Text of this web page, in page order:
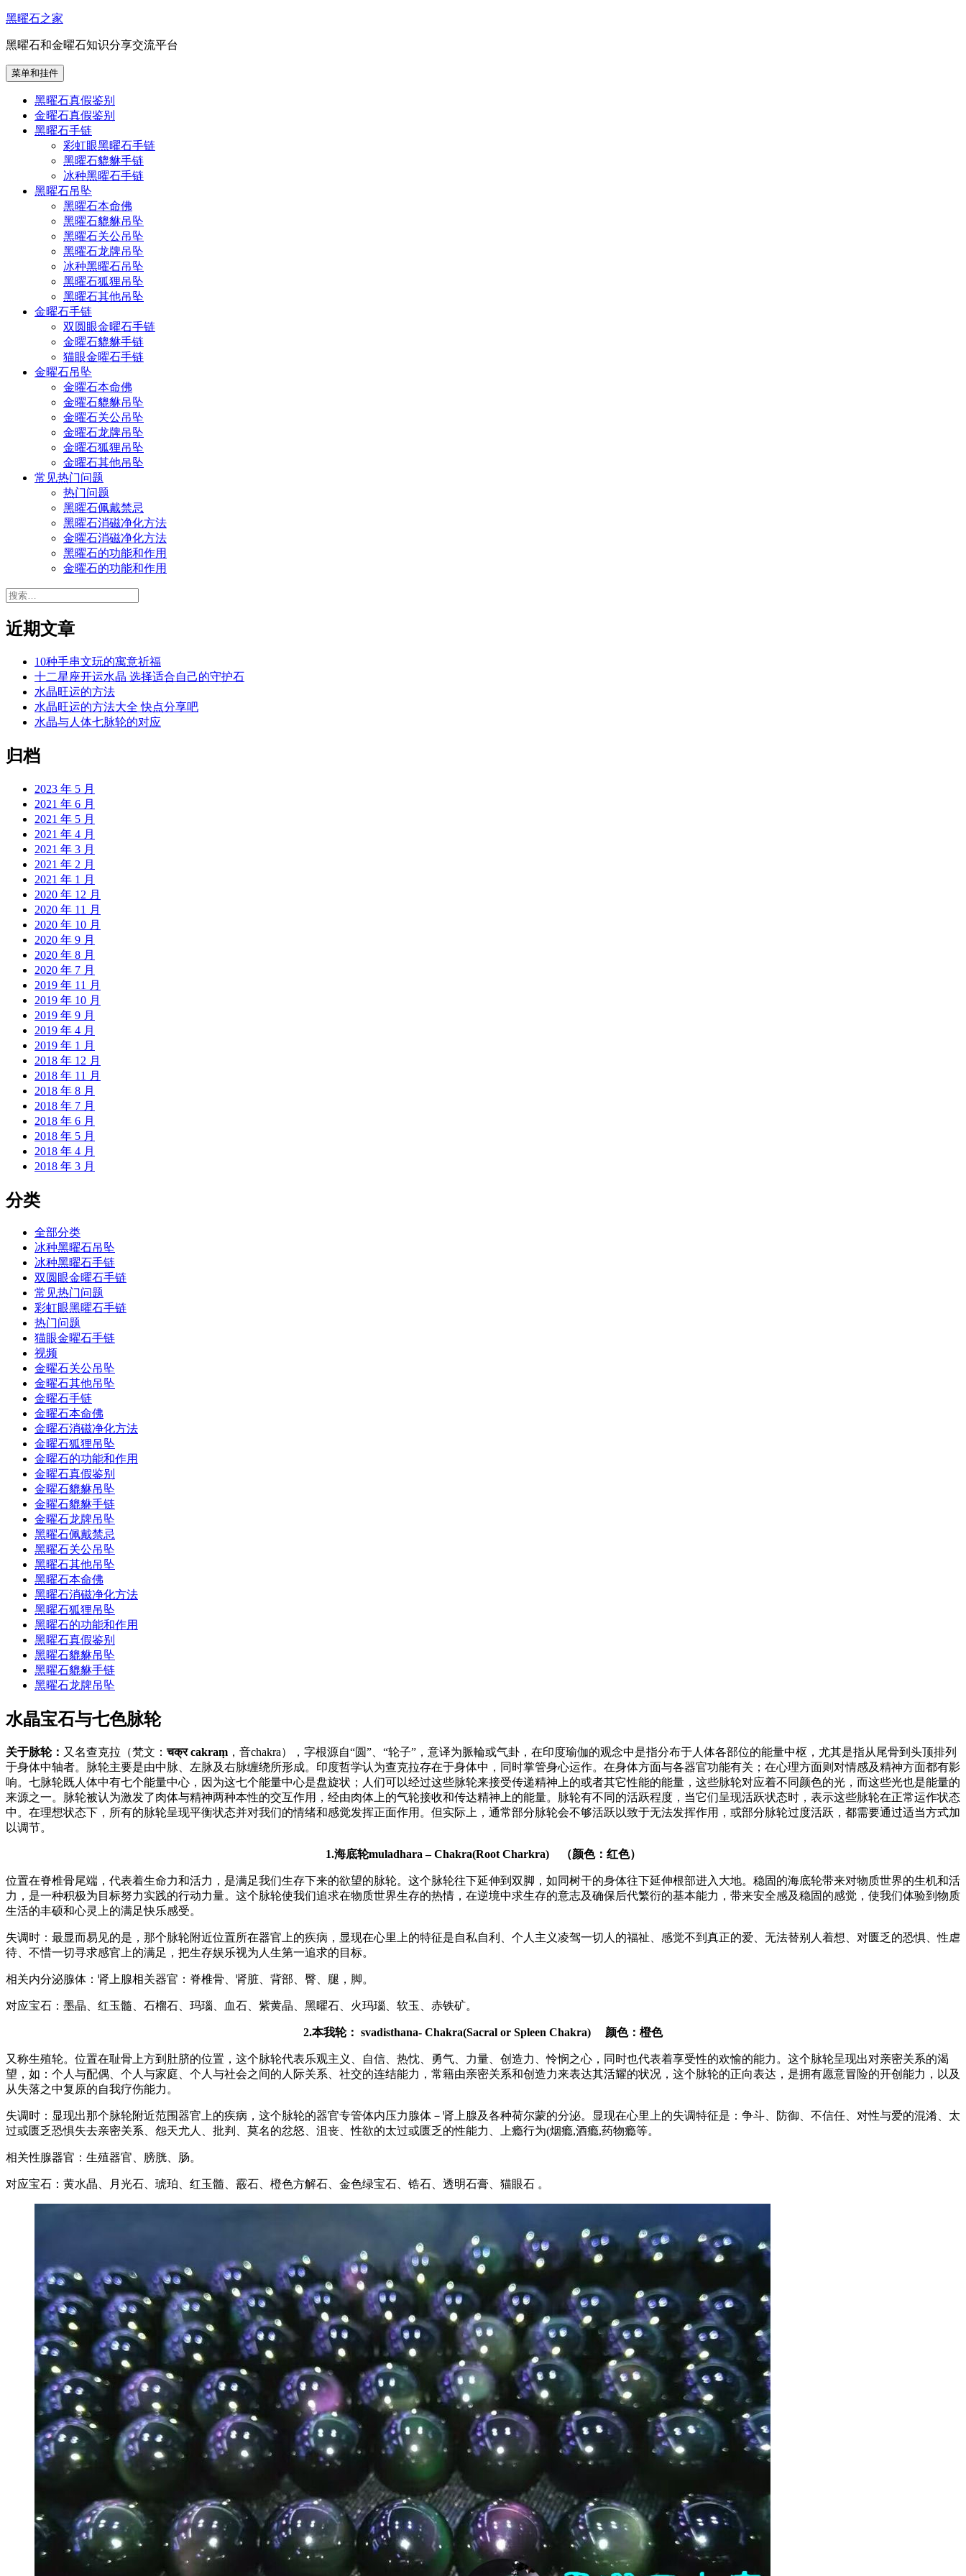
跳
内
容
黑曜石之家
黑曜石和金曜石知识分享交流平台
菜单和挂件
黑曜石真假鉴别
金曜石真假鉴别
黑曜石手链
彩虹眼黑曜石手链
黑曜石貔貅手链
冰种黑曜石手链
黑曜石吊坠
黑曜石本命佛
黑曜石貔貅吊坠
黑曜石关公吊坠
黑曜石龙牌吊坠
冰种黑曜石吊坠
黑曜石狐狸吊坠
黑曜石其他吊坠
金曜石手链
双圆眼金曜石手链
金曜石貔貅手链
猫眼金曜石手链
金曜石吊坠
金曜石本命佛
金曜石貔貅吊坠
金曜石关公吊坠
金曜石龙牌吊坠
金曜石狐狸吊坠
金曜石其他吊坠
常见热门问题
热门问题
黑曜石佩戴禁忌
黑曜石消磁净化方法
金曜石消磁净化方法
黑曜石的功能和作用
金曜石的功能和作用
搜
近期文章
10种手串文玩的寓意祈福
十二星座开运水晶 选择适合自己的守护石
水晶旺运的方法
水晶旺运的方法大全 快点分享吧
水晶与人体七脉轮的对应
归档
2023 年 5 月
2021 年 6 月
2021 年 5 月
2021 年 4 月
2021 年 3 月
2021 年 2 月
2021 年 1 月
2020 年 12 月
2020 年 11 月
2020 年 10 月
2020 年 9 月
2020 年 8 月
2020 年 7 月
2019 年 11 月
2019 年 10 月
2019 年 9 月
2019 年 4 月
2019 年 1 月
2018 年 12 月
2018 年 11 月
2018 年 8 月
2018 年 7 月
2018 年 6 月
2018 年 5 月
2018 年 4 月
2018 年 3 月
分类
全部分类
冰种黑曜石吊坠
冰种黑曜石手链
双圆眼金曜石手链
常见热门问题
彩虹眼黑曜石手链
热门问题
猫眼金曜石手链
视频
金曜石关公吊坠
金曜石其他吊坠
金曜石手链
金曜石本命佛
金曜石消磁净化方法
金曜石狐狸吊坠
金曜石的功能和作用
金曜石真假鉴别
金曜石貔貅吊坠
金曜石貔貅手链
金曜石龙牌吊坠
黑曜石佩戴禁忌
黑曜石关公吊坠
黑曜石其他吊坠
黑曜石本命佛
黑曜石消磁净化方法
黑曜石狐狸吊坠
黑曜石的功能和作用
黑曜石真假鉴别
黑曜石貔貅吊坠
黑曜石貔貅手链
黑曜石龙牌吊坠
水晶宝石与七色脉轮
关于脉轮： 又名查克拉（梵文：चक्र cakraṃ ，音chakra），字根源自“圆”、“轮子”，意译为脈輪或气卦，在印度瑜伽的观念中是指分布于人体各部位的能量中枢，尤其是指从尾骨到头顶排列
于身体中轴者。脉轮主要是由中脉、左脉及右脉缠绕所形成。印度哲学认为查克拉存在于身体中，同时掌管身心运作。在身体方面与各器官功能有关；在心理方面则对情感及精神方面都有影
响。七脉轮既人体中有七个能量中心，因为这七个能量中心是盘旋状；人们可以经过这些脉轮来接受传递精神上的或者其它性能的能量，这些脉轮对应着不同颜色的光，而这些光也是能量的
来源之一。脉轮被认为激发了肉体与精神两种本性的交互作用，经由肉体上的气轮接收和传达精神上的能量。脉轮有不同的活跃程度，当它们呈现活跃状态时，表示这些脉轮在正常运作状态
中。在理想状态下，所有的脉轮呈现平衡状态并对我们的情绪和感觉发挥正面作用。但实际上，通常部分脉轮会不够活跃以致于无法发挥作用，或部分脉轮过度活跃，都需要通过适当方式加
以调节。
1.海底轮muladhara – Chakra(Root Charkra) （颜色：红色）
位置在脊椎骨尾端，代表着生命力和活力，是满足我们生存下来的欲望的脉轮。这个脉轮往下延伸到双脚，如同树干的身体往下延伸根部进入大地。稳固的海底轮带来对物质世界的生机和活
力，是一种积极为目标努力实践的行动力量。这个脉轮使我们追求在物质世界生存的热情，在逆境中求生存的意志及确保后代繁衍的基本能力，带来安全感及稳固的感觉，使我们体验到物质
生活的丰硕和心灵上的满足快乐感受。
失调时：最显而易见的是，那个脉轮附近位置所在器官上的疾病，显现在心里上的特征是自私自利、个人主义凌驾一切人的福祉、感觉不到真正的爱、无法替别人着想、对匮乏的恐惧、性虐
待、不惜一切寻求感官上的满足，把生存娱乐视为人生第一追求的目标。
相关内分泌腺体：肾上腺相关器官：脊椎骨、肾脏、背部、臀、腿，脚。
对应宝石：墨晶、红玉髓、石榴石、玛瑙、血石、紫黄晶、黑曜石、火玛瑙、软玉、赤铁矿。
2.本我轮： svadisthana- Chakra(Sacral or Spleen Chakra) 颜色：橙色
又称生殖轮。位置在耻骨上方到肚脐的位置，这个脉轮代表乐观主义、自信、热忱、勇气、力量、创造力、怜悯之心，同时也代表着享受性的欢愉的能力。这个脉轮呈现出对亲密关系的渴
望，如：个人与配偶、个人与家庭、个人与社会之间的人际关系、社交的连结能力，常籍由亲密关系和创造力来表达其活耀的状况，这个脉轮的正向表达，是拥有愿意冒险的开创能力，以及
从失落之中复原的自我疗伤能力。
失调时：显现出那个脉轮附近范围器官上的疾病，这个脉轮的器官专管体内压力腺体－肾上腺及各种荷尔蒙的分泌。显现在心里上的失调特征是：争斗、防御、不信任、对性与爱的混淆、太
过或匮乏恐惧失去亲密关系、怨天尤人、批判、莫名的忿怒、沮丧、性欲的太过或匮乏的性能力、上瘾行为(烟瘾,酒瘾,药物瘾等。
相关性腺器官：生殖器官、膀胱、肠。
对应宝石：黄水晶、月光石、琥珀、红玉髓、霰石、橙色方解石、金色绿宝石、锆石、透明石膏、猫眼石 。